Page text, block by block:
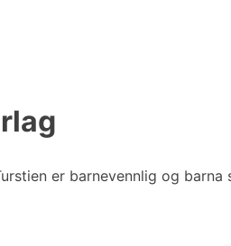
er barnevennlig og